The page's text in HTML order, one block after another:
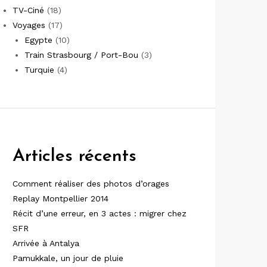
TV-Ciné (18)
Voyages (17)
Egypte (10)
Train Strasbourg / Port-Bou (3)
Turquie (4)
Articles récents
Comment réaliser des photos d’orages
Replay Montpellier 2014
Récit d’une erreur, en 3 actes : migrer chez
SFR
Arrivée à Antalya
Pamukkale, un jour de pluie